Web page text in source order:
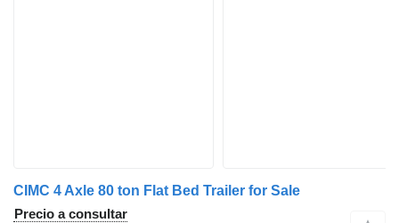
CIMC 4 Axle 80 ton Flat Bed Trailer for Sale
Precio a consultar